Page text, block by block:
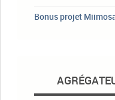
Bonus projet